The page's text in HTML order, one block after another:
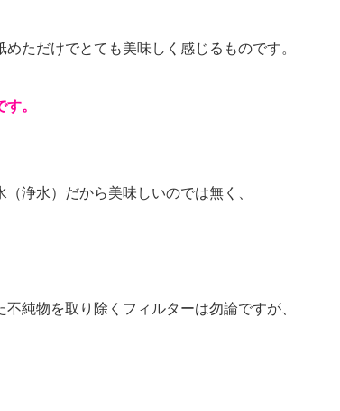
ただけでとても美味しく感じるものです。
。
浄水）だから美味しいのでは無く、
純物を取り除くフィルターは勿論ですが、